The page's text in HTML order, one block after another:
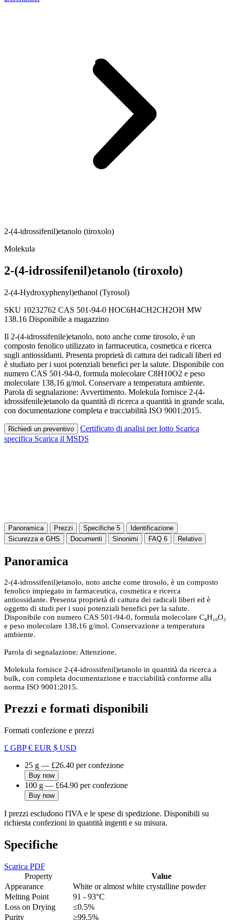
2-(4-idrossifenil)etanolo (tiroxolo)
Molekula
2-(4-idrossifenil)etanolo (tiroxolo)
2-(4-Hydroxyphenyl)ethanol (Tyrosol)
SKU 10232762 CAS 501-94-0 HOC6H4CH2CH2OH MW
138.16 Disponibile a magazzino
Il 2-(4-idrossifenile)etanolo, noto anche come tirosolo, è un
composto fenolico utilizzato in farmaceutica, cosmetica e ricerca
sugli antiossidanti. Presenta proprietà di cattura dei radicali liberi ed
è studiato per i suoi potenziali benefici per la salute. Disponibile con
numero CAS 501-94-0, formula molecolare C8H10O2 e peso
molecolare 138,16 g/mol. Conservare a temperatura ambiente.
Parola di segnalazione: Avvertimento. Molekula fornisce 2-(4-
idrossifenile)etanolo da quantità di ricerca a quantità in grande scala,
con documentazione completa e tracciabilità ISO 9001:2015.
Richiedi un preventivo Certificato di analisi per lotto Scarica
specifica Scarica il MSDS
Panoramica Prezzi Specifiche 5
Identificazione
Sicurezza e GHS
Documenti Sinonimi FAQ 6 Relativo
Panoramica
2-(4-idrossifenil)etanolo, noto anche come tirosolo, è un composto
fenolico impiegato in farmaceutica, cosmetica e ricerca
antiossidante. Presenta proprietà di cattura dei radicali liberi ed è
oggetto di studi per i suoi potenziali benefici per la salute.
Disponibile con numero CAS 501-94-0, formula molecolare C₈H₁₀O₂
e peso molecolare 138,16 g/mol. Conservazione a temperatura
ambiente.
Parola di segnalazione: Attenzione.
Molekula fornisce 2-(4-idrossifenil)etanolo in quantità da ricerca a
bulk, con completa documentazione e tracciabilità conforme alla
norma ISO 9001:2015.
Prezzi e formati disponibili
Formati confezione e prezzi
£ GBP€ EUR $ USD
25 g — £26.40 per confezione
Buy now
100 g — £64.90 per confezione
Buy now
I prezzi escludono l'IVA e le spese di spedizione. Disponibili su
richiesta confezioni in quantità ingenti e su misura.
Specifiche
Scarica PDF
Property
Value
Appearance
White or almost white crystalline powder
Melting Point
91 - 93°C
Loss on Drying
≤0.5%
Purity
≥99.5%